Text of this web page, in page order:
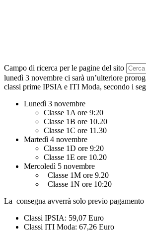
Campo di ricerca per le pagine del sito
lunedì 3 novembre ci sarà un’ulteriore
classi prime IPSIA e ITI Moda, secondo i
Lunedì 3 novembre
Classe 1A ore 9:20
Classe 1B ore 10.20
Classe 1C ore 11.30
Martedì 4 novembre
Classe 1D ore 9:20
Classe 1E ore 10.20
Mercoledì 5 novembre
Classe 1M ore 9.20
Classe 1N ore 10:20
La consegna avverrà solo previo
Classi IPSIA: 59,07 Euro
Classi ITI Moda: 67,26 Euro